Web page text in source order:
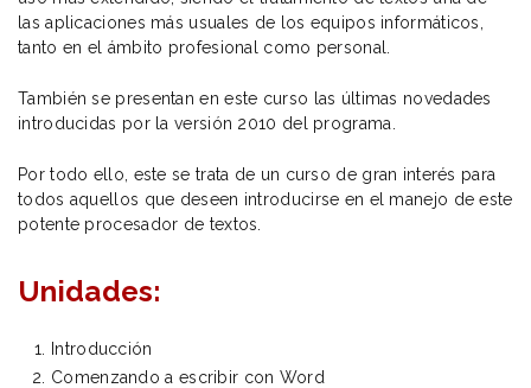
las aplicaciones más usuales de los equipos informáticos,
tanto en el ámbito profesional como personal.
También se presentan en este curso las últimas novedades
introducidas por la versión 2010 del programa.
Por todo ello, este se trata de un curso de gran interés para
todos aquellos que deseen introducirse en el manejo de este
potente procesador de textos.
Unidades:
Introducción
Comenzando a escribir con Word